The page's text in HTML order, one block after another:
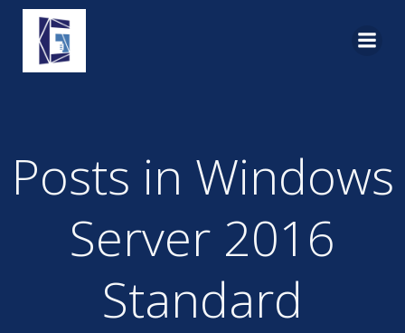
Posts in Windows
Server 2016
Standard